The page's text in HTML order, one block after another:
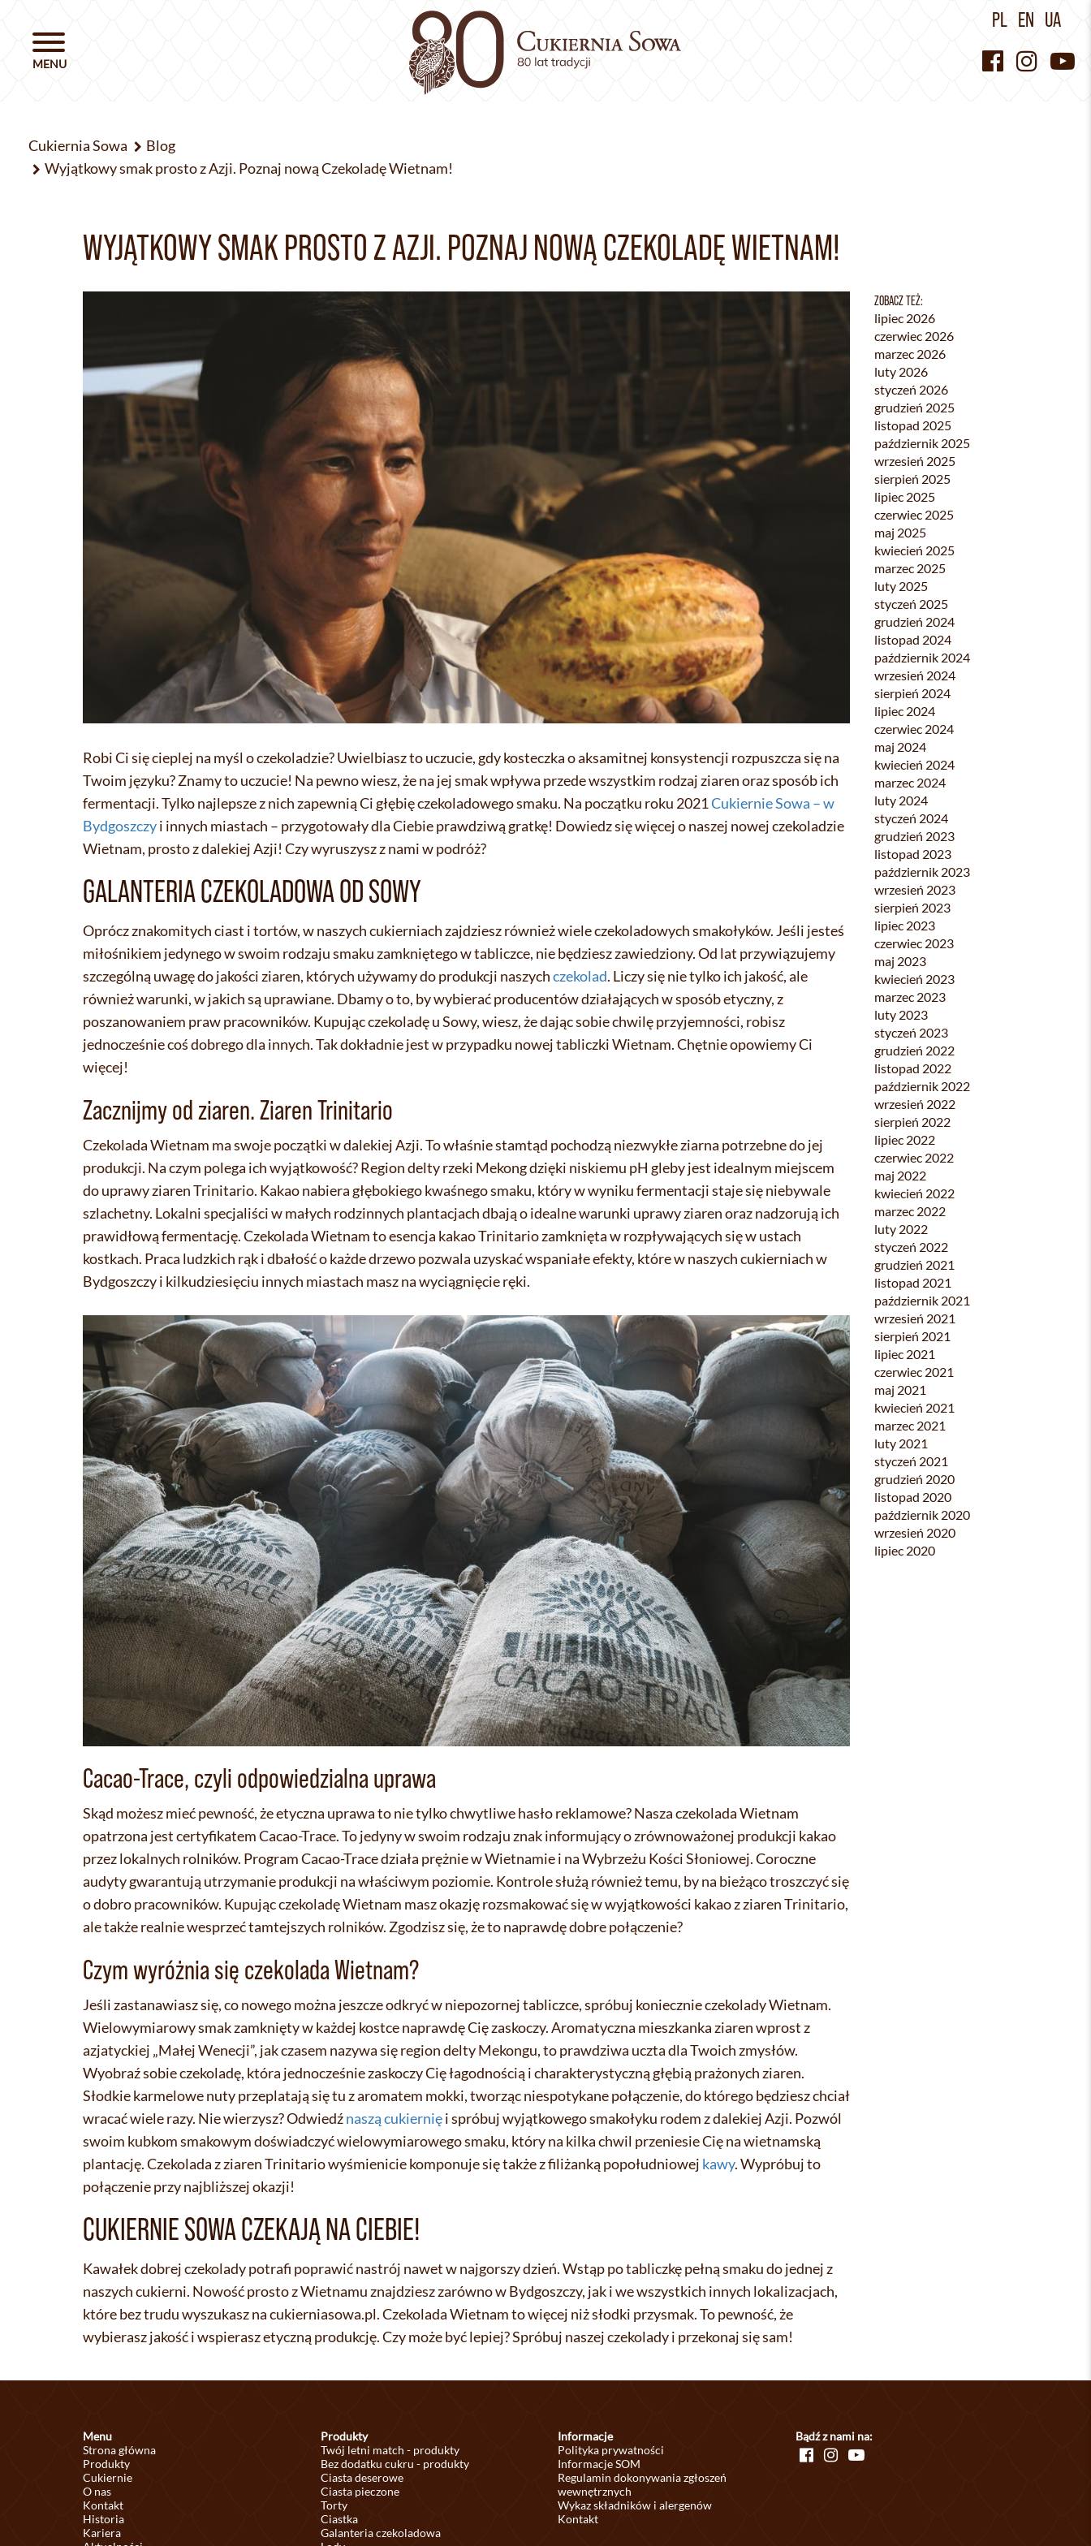
PL EN UA
Cukiernia Sowa
Blog
Wyjątkowy smak prosto z Azji. Poznaj nową Czekoladę Wietnam!
WYJĄTKOWY SMAK PROSTO Z AZJI. POZNAJ NOWĄ CZEKOLADĘ WIETNAM!
Robi Ci się cieplej na myśl o czekoladzie? Uwielbiasz to uczucie, gdy kosteczka o aksamitnej konsystencji rozpuszcza się na
Twoim języku? Znamy to uczucie! Na pewno wiesz, że na jej smak wpływa przede wszystkim rodzaj ziaren oraz sposób ich
fermentacji. Tylko najlepsze z nich zapewnią Ci głębię czekoladowego smaku. Na początku roku 2021Cukiernie Sowa – w
Bydgoszczyi innych miastach – przygotowały dla Ciebie prawdziwą gratkę! Dowiedz się więcej o naszej nowej czekoladzie
Wietnam, prosto z dalekiej Azji! Czy wyruszysz z nami w podróż?
GALANTERIA CZEKOLADOWA OD SOWY
Oprócz znakomitych ciast i tortów, w naszych cukierniach zajdziesz również wiele czekoladowych smakołyków. Jeśli jesteś
miłośnikiem jedynego w swoim rodzaju smaku zamkniętego w tabliczce, nie będziesz zawiedziony. Od lat przywiązujemy
szczególną uwagę do jakości ziaren, których używamy do produkcji naszychczekolad. Liczy się nie tylko ich jakość, ale
również warunki, w jakich są uprawiane. Dbamy o to, by wybierać producentów działających w sposób etyczny, z
poszanowaniem praw pracowników. Kupując czekoladę u Sowy, wiesz, że dając sobie chwilę przyjemności, robisz
jednocześnie coś dobrego dla innych. Tak dokładnie jest w przypadku nowej tabliczki Wietnam. Chętnie opowiemy Ci
więcej!
Zacznijmy od ziaren. Ziaren Trinitario
Czekolada Wietnam ma swoje początki w dalekiej Azji. To właśnie stamtąd pochodzą niezwykłe ziarna potrzebne do jej
produkcji. Na czym polega ich wyjątkowość? Region delty rzeki Mekong dzięki niskiemu pH gleby jest idealnym miejscem
do uprawy ziaren Trinitario. Kakao nabiera głębokiego kwaśnego smaku, który w wyniku fermentacji staje się niebywale
szlachetny. Lokalni specjaliści w małych rodzinnych plantacjach dbają o idealne warunki uprawy ziaren oraz nadzorują ich
prawidłową fermentację. Czekolada Wietnam to esencja kakao Trinitario zamknięta w rozpływających się w ustach
kostkach. Praca ludzkich rąk i dbałość o każde drzewo pozwala uzyskać wspaniałe efekty, które w naszych cukierniach w
Bydgoszczy i kilkudziesięciu innych miastach masz na wyciągnięcie ręki.
Cacao-Trace, czyli odpowiedzialna uprawa
Skąd możesz mieć pewność, że etyczna uprawa to nie tylko chwytliwe hasło reklamowe? Nasza czekolada Wietnam
opatrzona jest certyfikatem Cacao-Trace. To jedyny w swoim rodzaju znak informujący o zrównoważonej produkcji kakao
przez lokalnych rolników. Program Cacao-Trace działa prężnie w Wietnamie i na Wybrzeżu Kości Słoniowej. Coroczne
audyty gwarantują utrzymanie produkcji na właściwym poziomie. Kontrole służą również temu, by na bieżąco troszczyć się
o dobro pracowników. Kupując czekoladę Wietnam masz okazję rozsmakować się w wyjątkowości kakao z ziaren Trinitario,
ale także realnie wesprzeć tamtejszych rolników. Zgodzisz się, że to naprawdę dobre połączenie?
Czym wyróżnia się czekolada Wietnam?
Jeśli zastanawiasz się, co nowego można jeszcze odkryć w niepozornej tabliczce, spróbuj koniecznie czekolady Wietnam.
Wielowymiarowy smak zamknięty w każdej kostce naprawdę Cię zaskoczy. Aromatyczna mieszkanka ziaren wprost z
azjatyckiej „Małej Wenecji”, jak czasem nazywa się region delty Mekongu, to prawdziwa uczta dla Twoich zmysłów.
Wyobraź sobie czekoladę, która jednocześnie zaskoczy Cię łagodnością i charakterystyczną głębią prażonych ziaren.
Słodkie karmelowe nuty przeplatają się tu z aromatem mokki, tworząc niespotykane połączenie, do którego będziesz chciał
wracać wiele razy. Nie wierzysz? Odwiedźnaszą cukiernięi spróbuj wyjątkowego smakołyku rodem z dalekiej Azji. Pozwól
swoim kubkom smakowym doświadczyć wielowymiarowego smaku, który na kilka chwil przeniesie Cię na wietnamską
plantację. Czekolada z ziaren Trinitario wyśmienicie komponuje się także z filiżanką popołudniowej kawy. Wypróbuj to
połączenie przy najbliższej okazji!
CUKIERNIE SOWA CZEKAJĄ NA CIEBIE!
Kawałek dobrej czekolady potrafi poprawić nastrój nawet w najgorszy dzień. Wstąp po tabliczkę pełną smaku do jednej z
naszych cukierni. Nowość prosto z Wietnamu znajdziesz zarówno w Bydgoszczy, jak i we wszystkich innych lokalizacjach,
które bez trudu wyszukasz na cukierniasowa.pl. Czekolada Wietnam to więcej niż słodki przysmak. To pewność, że
wybierasz jakość i wspierasz etyczną produkcję. Czy może być lepiej? Spróbuj naszej czekolady i przekonaj się sam!
ZOBACZ TEŻ:
lipiec 2026
czerwiec 2026
marzec 2026
luty 2026
styczeń 2026
grudzień 2025
listopad 2025
październik 2025
wrzesień 2025
sierpień 2025
lipiec 2025
czerwiec 2025
maj 2025
kwiecień 2025
marzec 2025
luty 2025
styczeń 2025
grudzień 2024
listopad 2024
październik 2024
wrzesień 2024
sierpień 2024
lipiec 2024
czerwiec 2024
maj 2024
kwiecień 2024
marzec 2024
luty 2024
styczeń 2024
grudzień 2023
listopad 2023
październik 2023
wrzesień 2023
sierpień 2023
lipiec 2023
czerwiec 2023
maj 2023
kwiecień 2023
marzec 2023
luty 2023
styczeń 2023
grudzień 2022
listopad 2022
październik 2022
wrzesień 2022
sierpień 2022
lipiec 2022
czerwiec 2022
maj 2022
kwiecień 2022
marzec 2022
luty 2022
styczeń 2022
grudzień 2021
listopad 2021
październik 2021
wrzesień 2021
sierpień 2021
lipiec 2021
czerwiec 2021
maj 2021
kwiecień 2021
marzec 2021
luty 2021
styczeń 2021
grudzień 2020
listopad 2020
październik 2020
wrzesień 2020
lipiec 2020
Menu
Strona główna
Produkty
Cukiernie
O nas
Kontakt
Historia
Kariera
Produkty
Twój letni match - produkty
Bez dodatku cukru - produkty
Ciasta deserowe
Ciasta pieczone
Torty
Ciastka
Galanteria czekoladowa
Informacje
Polityka prywatności
Informacje SOM
Regulamin dokonywania zgłoszeń
wewnętrznych
Wykaz składników i alergenów
Kontakt
Bądź z nami na: